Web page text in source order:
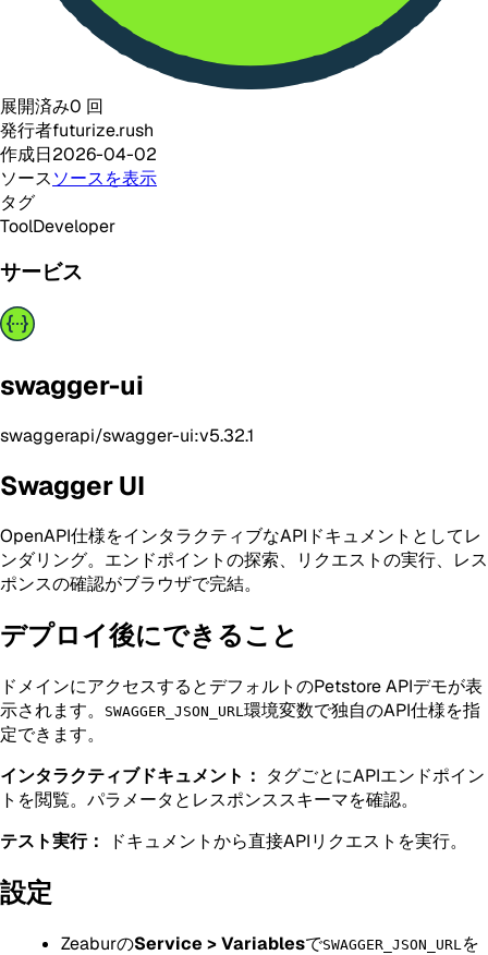
展開済み0 回
発行者futurize.rush
作成日2026-04-02
ソースソースを表示
タグ
ToolDeveloper
サービス
swagger-ui
swaggerapi/swagger-ui:v5.32.1
Swagger UI
OpenAPI仕様をインタラクティブなAPIドキュメントとしてレ
ンダリング。エンドポイントの探索、リクエストの実行、レス
ポンスの確認がブラウザで完結。
デプロイ後にできること
ドメインにアクセスするとデフォルトのPetstore APIデモが表
示されます。
SWAGGER_JSON_URL 環境変数で独自のAPI仕様を指
定できます。
インタラクティブドキュメント： タグごとにAPIエンドポイン
トを閲覧。パラメータとレスポンススキーマを確認。
テスト実行：
ドキュメントから直接APIリクエストを実行。
設定
ZeaburのService > VariablesでSWAGGER_JSON_URL を